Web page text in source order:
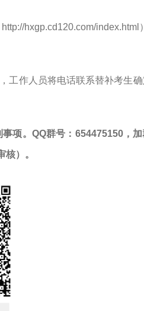
hxgp.cd120.com/index.html
工作人员将电话联系替补考生
项。QQ群号：654475150，
）。